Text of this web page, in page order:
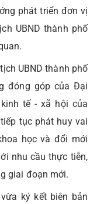
phát triển đơn vị
UBND thành phố
UBND thành phố
đóng góp của Đại
tế - xã hội của
tục phát huy vai
học và đổi mới
nhu cầu thực tiễn,
giai đoạn mới.
ký kết biên bản